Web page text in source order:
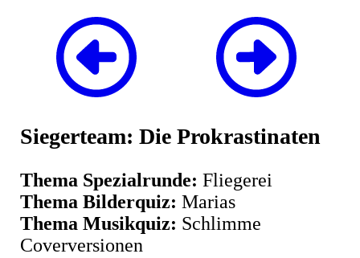
Siegerteam: Die Prokrastinaten
Thema Spezialrunde: Fliegerei
Thema Bilderquiz: Marias
Thema Musikquiz: Schlimme
Coverversionen